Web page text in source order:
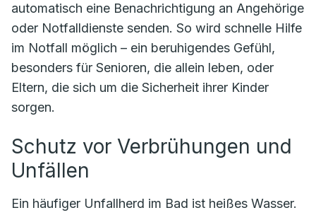
automatisch eine Benachrichtigung an Angehörige
oder Notfalldienste senden. So wird schnelle Hilfe
im Notfall möglich – ein beruhigendes Gefühl,
besonders für Senioren, die allein leben, oder
Eltern, die sich um die Sicherheit ihrer Kinder
sorgen.
Schutz vor Verbrühungen und
Unfällen
Ein häufiger Unfallherd im Bad ist heißes Wasser.